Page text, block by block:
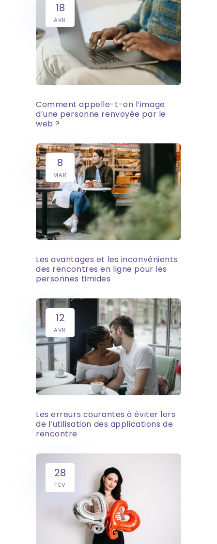
18
AVR
Comment appelle-t-on l’image
d’une personne renvoyée par le
web ?
8
MAR
Les avantages et les inconvénients
des rencontres en ligne pour les
personnes timides
12
AVR
Les erreurs courantes à éviter lors
de l’utilisation des applications de
rencontre
28
FÉV